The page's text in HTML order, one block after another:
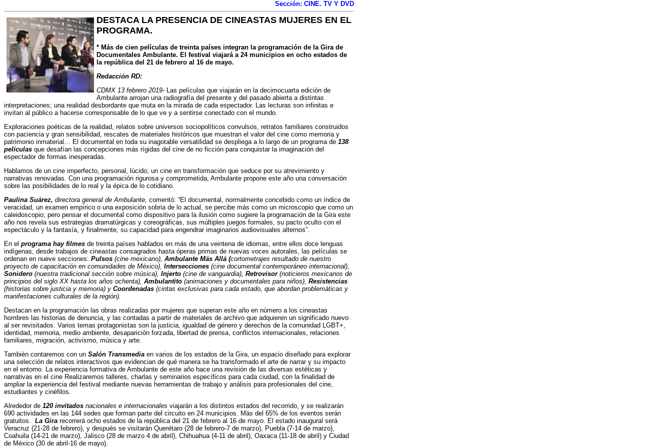
Sección: CINE. TV Y DVD
DESTACA LA PRESENCIA DE CINEASTAS MUJERES EN EL
PROGRAMA.
* Más de cien películas de treinta países integran la programación de la Gira de
Documentales Ambulante. El festival viajará a 24 municipios en ocho estados de
la república del 21 de febrero al 16 de mayo.
Redacción RD:
CDMX 13 febrero 2019- Las películas que viajarán en la decimocuarta edición de
Ambulante arrojan una radiografía del presente y del pasado abierta a distintas
interpretaciones; una realidad desbordante que muta en la mirada de cada espectador. Las lecturas son infinitas e
invitan al público a hacerse corresponsable de lo que ve y a sentirse conectado con el mundo.
Exploraciones poéticas de la realidad, relatos sobre universos sociopolíticos convulsos, retratos familiares construidos
con paciencia y gran sensibilidad, rescates de materiales históricos que muestran el valor del cine como memoria y
patrimonio inmaterial… El documental en toda su inagotable versatilidad se despliega a lo largo de un programa de 138
películas que desafían las concepciones más rígidas del cine de no ficción para conquistar la imaginación del
espectador de formas inesperadas.
Hablamos de un cine imperfecto, personal, lúcido; un cine en transformación que seduce por su atrevimiento y
narrativas renovadas. Con una programación rigurosa y comprometida, Ambulante propone este año una conversación
sobre las posibilidades de lo real y la épica de lo cotidiano.
Paulina Suárez, directora general de Ambulante, comentó: “El documental, normalmente concebido como un índice de
veracidad, un examen empírico o una exposición sobria de lo actual, se percibe más como un microscopio que como un
caleidoscopio; pero pensar el documental como dispositivo para la ilusión como sugiere la programación de la Gira este
año nos revela sus estrategias dramatúrgicas y coreográficas, sus múltiples juegos formales, su pacto oculto con el
espectáculo y la fantasía, y finalmente, su capacidad para engendrar imaginarios audiovisuales alternos”.
En el programa hay filmes de treinta países hablados en más de una veintena de idiomas, entre ellos doce lenguas
indígenas, desde trabajos de cineastas consagrados hasta óperas primas de nuevas voces autorales, las películas se
ordenan en nueve secciones: Pulsos (cine mexicano), Ambulante Más Allá (cortometrajes resultado de nuestro
proyecto de capacitación en comunidades de México), Intersecciones (cine documental contemporáneo internacional),
Sonidero (nuestra tradicional sección sobre música), Injerto (cine de vanguardia), Retrovisor(noticieros mexicanos de
principios del siglo XX hasta los años ochenta), Ambulantito (animaciones y documentales para niños), Resistencias
(historias sobre justicia y memoria) y Coordenadas (cintas exclusivas para cada estado, que abordan problemáticas y
manifestaciones culturales de la región).
Destacan en la programación las obras realizadas por mujeres que superan este año en número a los cineastas
hombres las historias de denuncia, y las contadas a partir de materiales de archivo que adquieren un significado nuevo
al ser revisitados. Varios temas protagonistas son la justicia, igualdad de género y derechos de la comunidad LGBT+,
identidad, memoria, medio ambiente, desaparición forzada, libertad de prensa, conflictos internacionales, relaciones
familiares, migración, activismo, música y arte.
También contaremos con un Salón Transmedia en varios de los estados de la Gira, un espacio diseñado para explorar
una selección de relatos interactivos que evidencian de qué manera se ha transformado el arte de narrar y su impacto
en el entorno. La experiencia formativa de Ambulante de este año hace una revisión de las diversas estéticas y
narrativas en el cine Realizaremos talleres, charlas y seminarios específicos para cada ciudad, con la finalidad de
ampliar la experiencia del festival mediante nuevas herramientas de trabajo y análisis para profesionales del cine,
estudiantes y cinéfilos.
Alrededor de 120 invitados nacionales e internacionales viajarán a los distintos estados del recorrido, y se realizarán
690 actividades en las 144 sedes que forman parte del circuito en 24 municipios. Más del 65% de los eventos serán
gratuitos. La Gira recorrerá ocho estados de la república del 21 de febrero al 16 de mayo. El estado inaugural será
Veracruz (21-28 de febrero), y después se visitarán Querétaro (28 de febrero-7 de marzo), Puebla (7-14 de marzo),
Coahuila (14-21 de marzo), Jalisco (28 de marzo 4 de abril), Chihuahua (4-11 de abril), Oaxaca (11-18 de abril) y Ciudad
de México (30 de abril-16 de mayo).